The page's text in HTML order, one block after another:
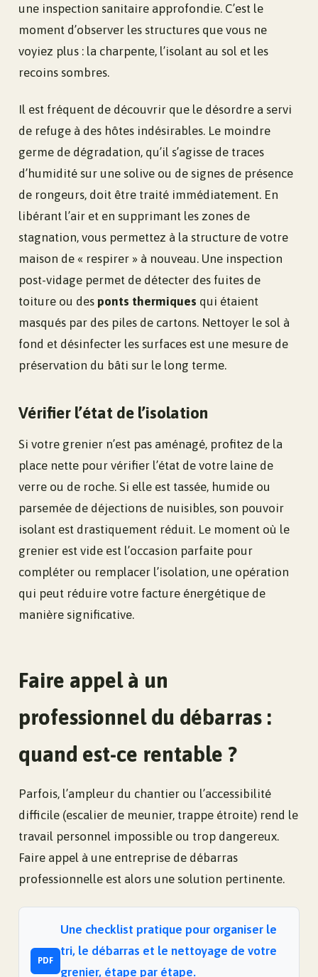
une inspection sanitaire approfondie. C’est le
moment d’observer les structures que vous ne
voyiez plus : la charpente, l’isolant au sol et les
recoins sombres.
Il est fréquent de découvrir que le désordre a servi
de refuge à des hôtes indésirables. Le moindre
germe de dégradation, qu’il s’agisse de traces
d’humidité sur une solive ou de signes de présence
de rongeurs, doit être traité immédiatement. En
libérant l’air et en supprimant les zones de
stagnation, vous permettez à la structure de votre
maison de « respirer » à nouveau. Une inspection
post-vidage permet de détecter des fuites de
toiture ou des ponts thermiques qui étaient
masqués par des piles de cartons. Nettoyer le sol à
fond et désinfecter les surfaces est une mesure de
préservation du bâti sur le long terme.
Vérifier l’état de l’isolation
Si votre grenier n’est pas aménagé, profitez de la
place nette pour vérifier l’état de votre laine de
verre ou de roche. Si elle est tassée, humide ou
parsemée de déjections de nuisibles, son pouvoir
isolant est drastiquement réduit. Le moment où le
grenier est vide est l’occasion parfaite pour
compléter ou remplacer l’isolation, une opération
qui peut réduire votre facture énergétique de
manière significative.
Faire appel à un
professionnel du débarras :
quand est-ce rentable ?
Parfois, l’ampleur du chantier ou l’accessibilité
difficile (escalier de meunier, trappe étroite) rend le
travail personnel impossible ou trop dangereux.
Faire appel à une entreprise de débarras
professionnelle est alors une solution pertinente.
PDF
Une checklist pratique pour organiser le
tri, le débarras et le nettoyage de votre
grenier, étape par étape.